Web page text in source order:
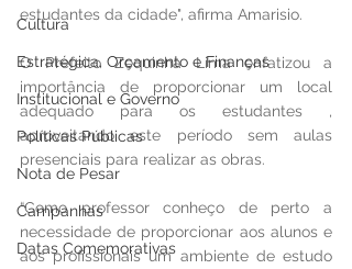
Cultura
Estratégica, Orçamento e Finanças
Institucional e Governo
Políticas Públicas
Nota de Pesar
Campanhas
Datas Comemorativas
estudantes da cidade", afirma Amarisio.
O Prefeito Zequinha Lima enfatizou a
importância de proporcionar um local
adequado para os estudantes ,
aproveitando este período sem aulas
presenciais para realizar as obras.
“Como professor conheço de perto a
necessidade de proporcionar aos alunos e
aos profissionais um ambiente de estudo